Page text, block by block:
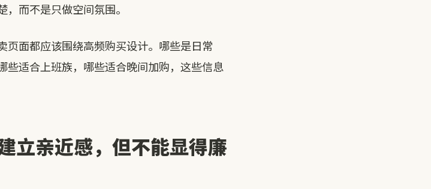
而不是只做空间氛围。
页面都应该围绕高频购买设计。哪些是日常
些适合上班族，哪些适合晚间加购，这些信息
立亲近感，但不能显得廉